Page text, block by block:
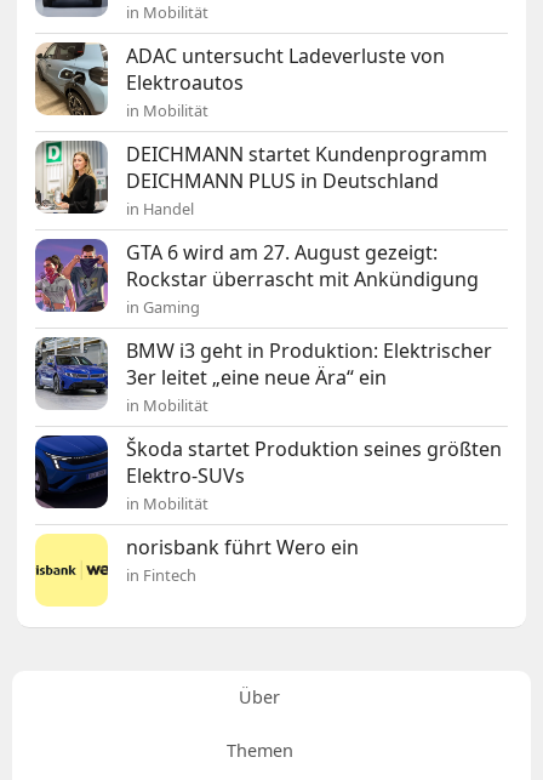
in Mobilität
ADAC untersucht Ladeverluste von
Elektroautos
in Mobilität
DEICHMANN startet Kundenprogramm
DEICHMANN PLUS in Deutschland
in Handel
GTA 6 wird am 27. August gezeigt:
Rockstar überrascht mit Ankündigung
in Gaming
BMW i3 geht in Produktion: Elektrischer
3er leitet „eine neue Ära“ ein
in Mobilität
Škoda startet Produktion seines größten
Elektro-SUVs
in Mobilität
norisbank führt Wero ein
in Fintech
Über
Themen